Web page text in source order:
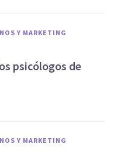
Y MARKETING
psicólogos de
Y MARKETING